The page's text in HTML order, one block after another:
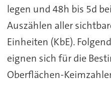
legen und 48h bis 5d
Auszählen aller
Einheiten (KbE).
eignen sich für die
Oberflächen-